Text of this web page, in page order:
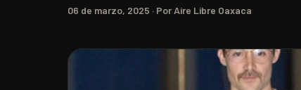
06 de marzo, 2025 · Por Aire Libre Oaxaca